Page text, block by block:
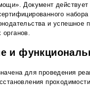
Документ действует
набора
и успешное
и
для проведения